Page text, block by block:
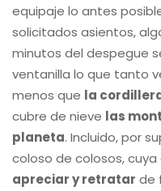
equipaje lo antes
solicitados asientos,
minutos del despegue
ventanilla lo que tanto
menos que la
cubre de nieve las
planeta. Incluido, por
coloso de colosos,
apreciar y retratar de